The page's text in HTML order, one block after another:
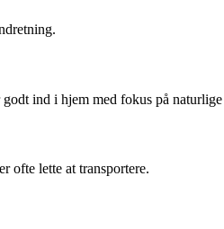
ind i hjem med fokus på
ofte lette at transportere.